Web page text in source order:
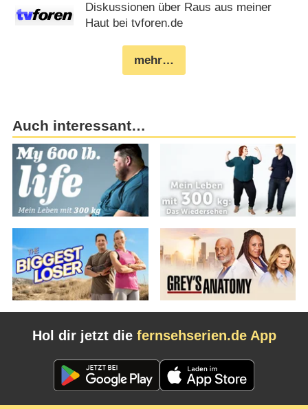
Diskussionen über Raus aus meiner
Haut bei tvforen.de
mehr…
Auch interessant…
Hol dir jetzt die fernsehserien.de App